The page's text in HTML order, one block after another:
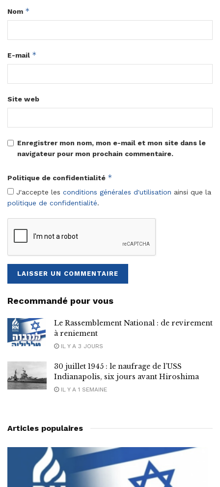
Nom *
E-mail *
Site web
Enregistrer mon nom, mon e-mail et mon site dans le
navigateur pour mon prochain commentaire.
Politique de confidentialité *
J'accepte les conditions générales d'utilisation ainsi que la
politique de confidentialité.
Recommandé pour vous
Le Rassemblement National : de revirement
à reniement
IL Y A 3 JOURS
30 juillet 1945 : le naufrage de l’USS
Indianapolis, six jours avant Hiroshima
IL Y A 1 SEMAINE
Articles populaires